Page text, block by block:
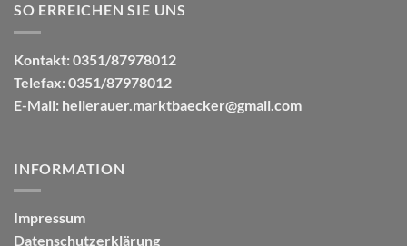
SO ERREICHEN SIE UNS
Kontakt: 0351/87978012
Telefax: 0351/87978012
E-Mail: hellerauer.marktbaecker@gmail.com
INFORMATION
Impressum
Datenschutzerklärung